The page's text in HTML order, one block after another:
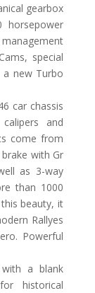
gearbox
special
new Turbo
car chassis
and
come from
with Gr
as 3-way
than 1000
beauty, it
Rallyes
Powerful
a blank
historical